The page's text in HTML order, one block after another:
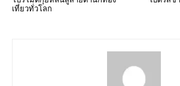
เที่ยวทั่วโลก